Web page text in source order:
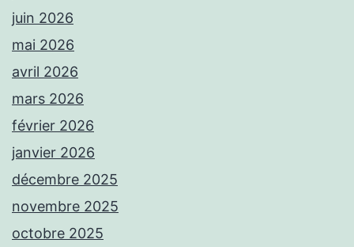
juin 2026
mai 2026
avril 2026
mars 2026
février 2026
janvier 2026
décembre 2025
novembre 2025
octobre 2025